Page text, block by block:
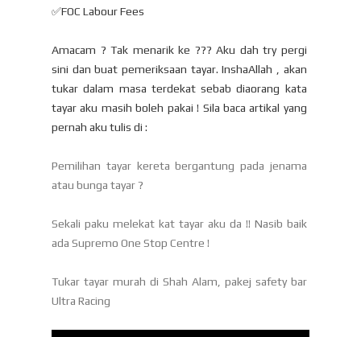
✅FOC Labour Fees
Amacam ? Tak menarik ke ??? Aku dah try pergi
sini dan buat pemeriksaan tayar. InshaAllah , akan
tukar dalam masa terdekat sebab diaorang kata
tayar aku masih boleh pakai ! Sila baca artikal yang
pernah aku tulis di :
Pemilihan tayar kereta bergantung pada jenama
atau bunga tayar ?
Sekali paku melekat kat tayar aku da !! Nasib baik
ada Supremo One Stop Centre !
Tukar tayar murah di Shah Alam, pakej safety bar
Ultra Racing